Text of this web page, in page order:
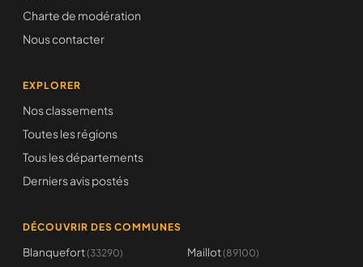
Charte de modération
Nous contacter
EXPLORER
Nos classements
Toutes les régions
Tous les départements
Derniers avis postés
DÉCOUVRIR DES COMMUNES
Blanquefort(33290) Maillot(89100)